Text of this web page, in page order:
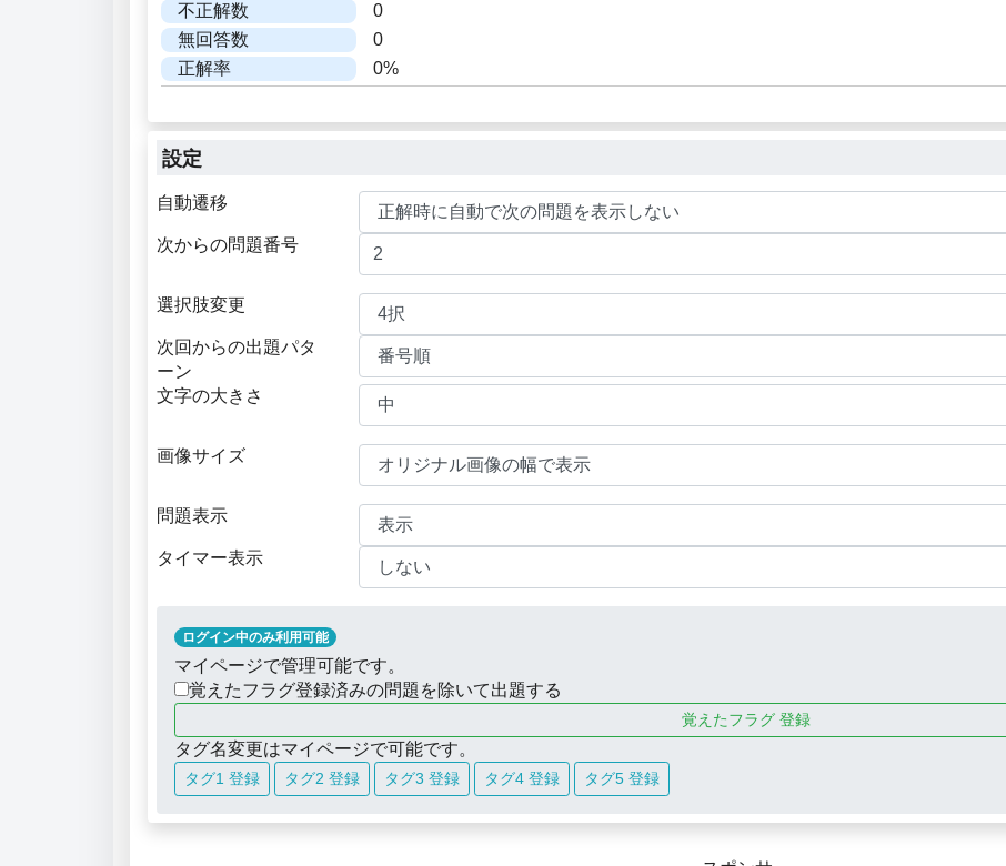
不正解数
0
無回答数
0
正解率
0%
設定
自動遷移
次からの問題番号
選択肢変更
次回からの出題パタ
ーン
文字の大きさ
画像サイズ
問題表示
タイマー表示
ログイン中のみ利用可能
マイページで管理可能です。
覚えたフラグ登録済みの問題を除いて出題する
覚えたフラグ 登録
タグ名変更はマイページで可能です。
タグ1 登録 タグ2 登録 タグ3 登録 タグ4 登録 タグ5 登録